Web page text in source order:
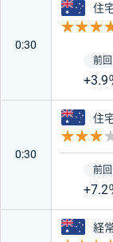
0:30
オ
住
+3.9
0:30
オ
住
+7.2
オ
経